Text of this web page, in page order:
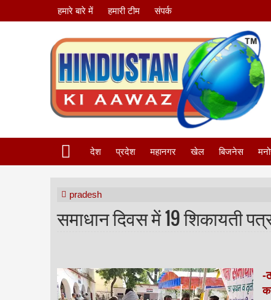
हमारे बारे में हमारी टीम संपर्क
देश प्रदेश महानगर खेल बिजनेस
pradesh
समाधान दिवस में 19 शिकायती
-